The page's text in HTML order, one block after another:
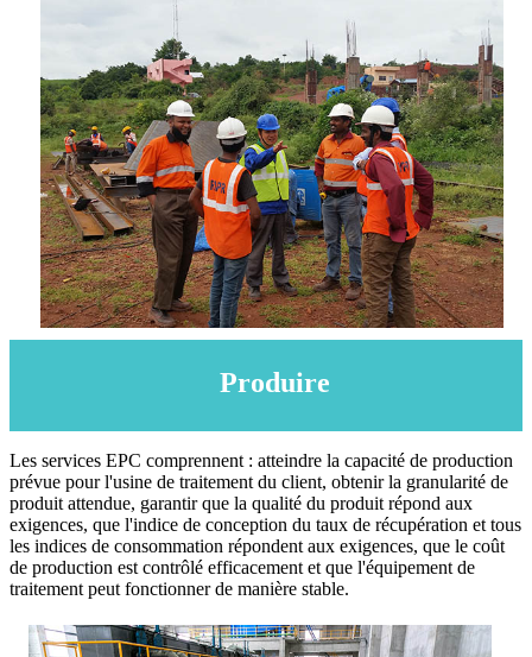
Produire
Les services EPC comprennent : atteindre la capacité de production
prévue pour l'usine de traitement du client, obtenir la granularité de
produit attendue, garantir que la qualité du produit répond aux
exigences, que l'indice de conception du taux de récupération et tous
les indices de consommation répondent aux exigences, que le coût
de production est contrôlé efficacement et que l'équipement de
traitement peut fonctionner de manière stable.